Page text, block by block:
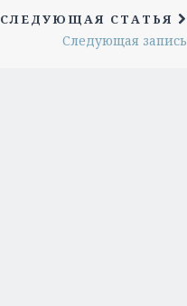
СЛЕДУЮЩАЯ СТАТЬЯ
Следующая запись